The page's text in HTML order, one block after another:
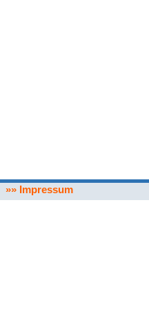
»» Impressum